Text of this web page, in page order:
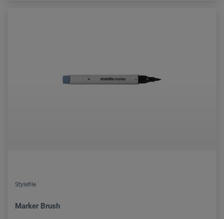
Stylefile
Marker Brush